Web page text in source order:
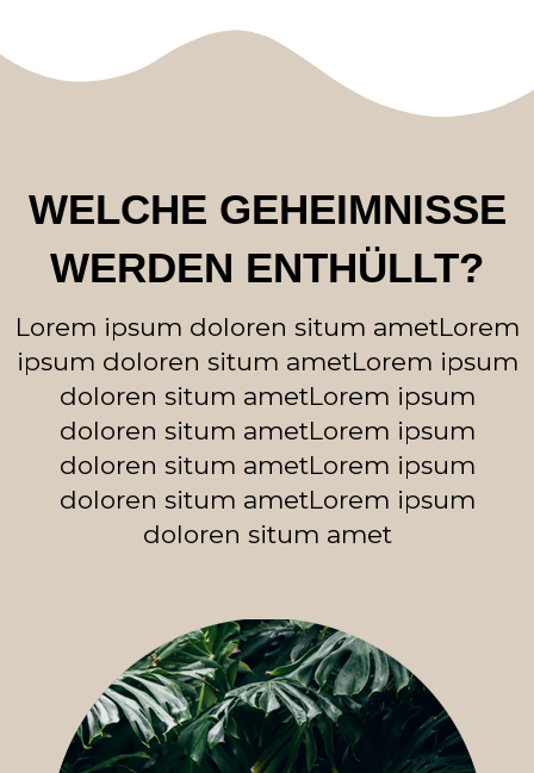
WELCHE GEHEIMNISSE
WERDEN ENTHÜLLT?
Lorem ipsum doloren situm ametLorem
ipsum doloren situm ametLorem ipsum
doloren situm ametLorem ipsum
doloren situm ametLorem ipsum
doloren situm ametLorem ipsum
doloren situm ametLorem ipsum
doloren situm amet